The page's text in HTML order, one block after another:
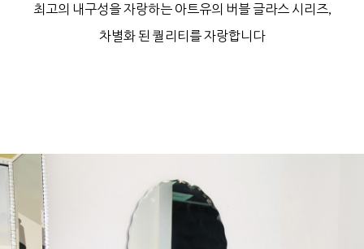
최고의 내구성을 자랑하는 아트유의 버블 글라스 시리즈,
차별화 된 퀄리티를 자랑합니다